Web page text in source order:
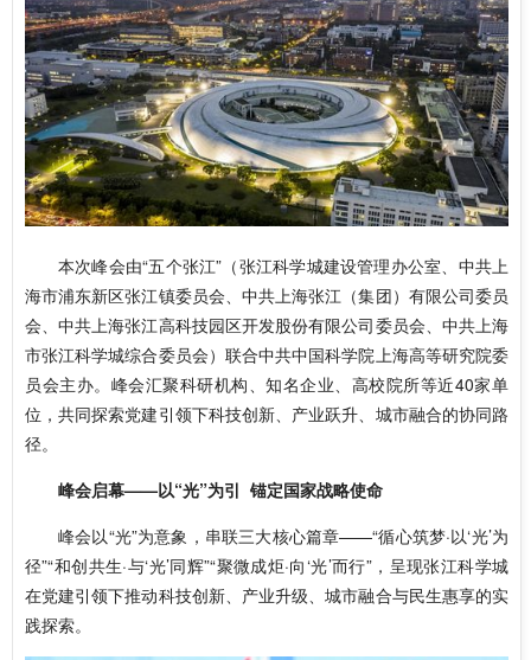
本次峰会由“五个张江” （张江科学城建设管理办公室、中共上
海市浦东新区张江镇委员会、中共上海张江（集团）有限公司委员
会、中共上海张江高科技园区开发股份有限公司委员会、中共上海
市张江科学城综合委员会） 联合中共中国科学院上海高等研究院委
员会主办。峰会汇聚科研机构、知名企业、高校院所等近40家单
位，共同探索党建引领下科技创新、产业跃升、城市融合的协同路
径。
峰会启幕——以“光”为引 锚定国家战略使命
峰会以“光”为意象，串联三大核心篇章——“循心筑梦·以‘光’为
径”“和创共生·与‘光’同辉”“聚微成炬·向‘光’而行”，呈现张江科学城
在党建引领下推动科技创新、产业升级、城市融合与民生惠享的实
践探索。